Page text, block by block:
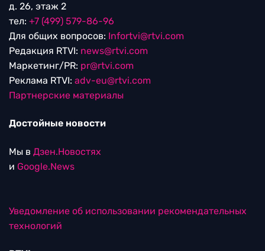
д. 26, этаж 2
тел: +7 (499) 579-86-96
Для общих вопросов: Infortvi@rtvi.com
Редакция RTVI: news@rtvi.com
Маркетинг/PR: pr@rtvi.com
Реклама RTVI: adv-eu@rtvi.com
Партнерские материалы
Достойные новости
Мы в Дзен.Новостях
и Google.News
Уведомление об использовании рекомендательных
технологий